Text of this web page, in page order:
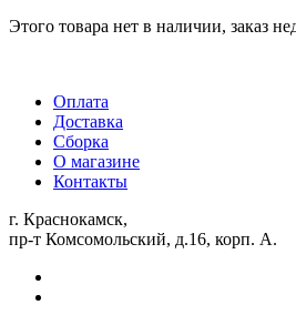
Этого товара нет в наличии, заказ
Оплата
Доставка
Сборка
О магазине
Контакты
г. Краснокамск,
пр-т Комсомольский, д.16, корп. А.